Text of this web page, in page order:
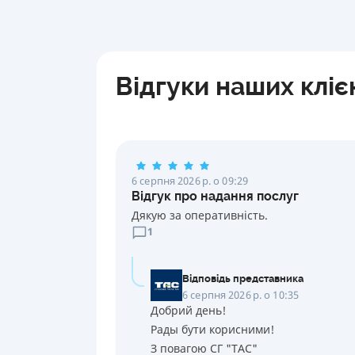
Відгуки наших
6 серпня 2026 р. о 09:29
Відгук про надання послуг
Дякую за оперативність.
1
Відповідь представника
6 серпня 2026 р. о 10:35
Добрий день!
Рады бути корисними!
З повагою СГ "ТАС"